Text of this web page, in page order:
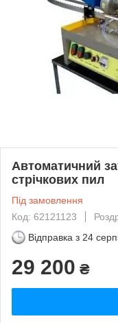
Автоматичний
стрічкових пил
Під замовлення
Код: 62121123
Відправка з 24
29 200 ₴